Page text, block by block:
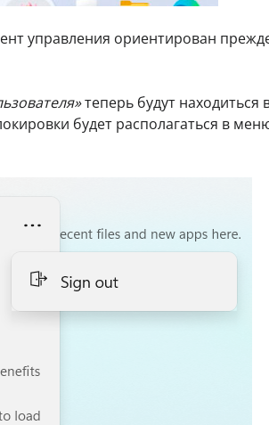
управления ориентирован
теперь будут находиться
будет располагаться в